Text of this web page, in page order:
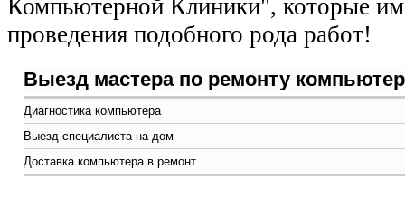
Компьютерной Клиники", которые
проведения подобного рода работ!
Выезд мастера по ремонту
Диагностика компьютера
Выезд специалиста на дом
Доставка компьютера в ремонт